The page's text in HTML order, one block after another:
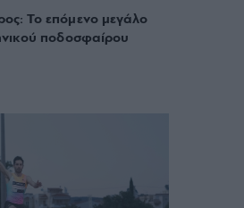
Το επόμενο μεγάλο
ποδοσφαίρου